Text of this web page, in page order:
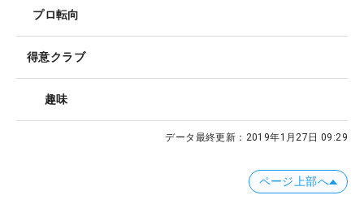
プロ転向
得意クラブ
趣味
データ最終更新： 2019年1月27日 09:29
ページ上部へ